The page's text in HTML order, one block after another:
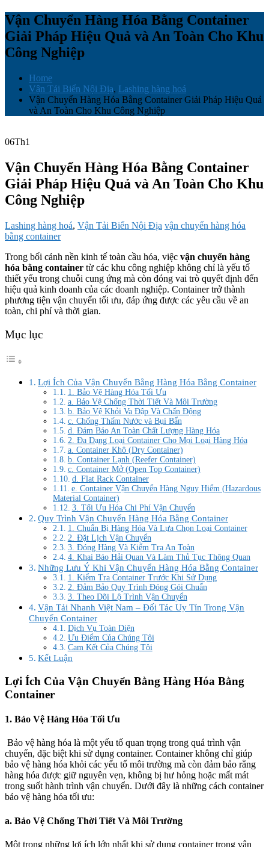
Vận Chuyển Hàng Hóa Bằng Container
Giải Pháp Hiệu Quả và An Toàn Cho Khu
Công Nghiệp
Home
Vận Tải Biển Nội Địa, Lashing hàng hoá
Vận Chuyển Hàng Hóa Bằng Container Giải Pháp Hiệu Quả
và An Toàn Cho Khu Công Nghiệp
06Th1
Vận Chuyển Hàng Hóa Bằng Container
Giải Pháp Hiệu Quả và An Toàn Cho Khu
Công Nghiệp
Lashing hàng hoá, Vận Tải Biển Nội Địa vận chuyển hàng hóa
bằng container
Trong bối cảnh nền kinh tế toàn cầu hóa, việc vận chuyển hàng
hóa bằng container từ các khu công nghiệp không chỉ là yếu tố
thiết yếu trong chuỗi cung ứng mà còn đóng vai trò quyết định đến
hiệu quả kinh doanh của các doanh nghiệp. Container trở thành
phương tiện vận chuyển tối ưu, đáp ứng được các yêu cầu về an
toàn, chi phí và thời gian.
Mục lục
Lợi Ích Của Vận Chuyển Bằng Hàng Hóa Bằng Container
1. Bảo Vệ Hàng Hóa Tối Ưu
a. Bảo Vệ Chống Thời Tiết Và Môi Trường
b. Bảo Vệ Khỏi Va Đập Và Chấn Động
c. Chống Thấm Nước và Bụi Bẩn
d. Đảm Bảo An Toàn Chất Lượng Hàng Hóa
2. Đa Dạng Loại Container Cho Mọi Loại Hàng Hóa
a. Container Khô (Dry Container)
b. Container Lạnh (Reefer Container)
c. Container Mở (Open Top Container)
d. Flat Rack Container
e. Container Vận Chuyển Hàng Nguy Hiểm (Hazardous
Material Container)
3. Tối Ưu Hóa Chi Phí Vận Chuyển
Quy Trình Vận Chuyển Hàng Hóa Bằng Container
1. Chuẩn Bị Hàng Hóa Và Lựa Chọn Loại Container
2. Đặt Lịch Vận Chuyển
3. Đóng Hàng Và Kiểm Tra An Toàn
4. Khai Báo Hải Quan Và Làm Thủ Tục Thông Quan
Những Lưu Ý Khi Vận Chuyển Hàng Hóa Bằng Container
1. Kiểm Tra Container Trước Khi Sử Dụng
2. Đảm Bảo Quy Trình Đóng Gói Chuẩn
3. Theo Dõi Lộ Trình Vận Chuyển
Vận Tải Nhanh Việt Nam – Đối Tác Uy Tín Trong Vận
Chuyển Container
Dịch Vụ Toàn Diện
Ưu Điểm Của Chúng Tôi
Cam Kết Của Chúng Tôi
Kết Luận
Lợi Ích Của Vận Chuyển Bằng Hàng Hóa Bằng
Container
1. Bảo Vệ Hàng Hóa Tối Ưu
Bảo vệ hàng hóa là một yếu tố quan trọng trong quá trình vận
chuyển, đặc biệt khi sử dụng container. Container không chỉ giúp
bảo vệ hàng hóa khỏi các yếu tố môi trường mà còn đảm bảo rằng
hàng hóa được giữ nguyên vẹn, không bị hư hỏng hoặc mất mát
trong suốt hành trình vận chuyển. Dưới đây là những cách container
bảo vệ hàng hóa tối ưu:
a. Bảo Vệ Chống Thời Tiết Và Môi Trường
Một trong những lợi ích lớn nhất khi sử dụng container trong vận